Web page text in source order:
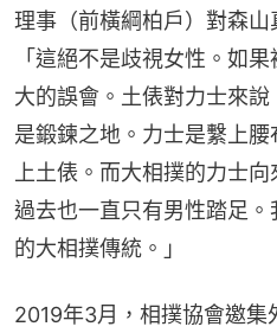
理事（前橫綱柏戶）對森山
「這絕不是歧視女性。如
大的誤會。土俵對力士來
是鍛鍊之地。力士是繫上
上土俵。而大相撲的力士
過去也一直只有男性踏足
的大相撲傳統。」
2019年3月，相撲協會邀集